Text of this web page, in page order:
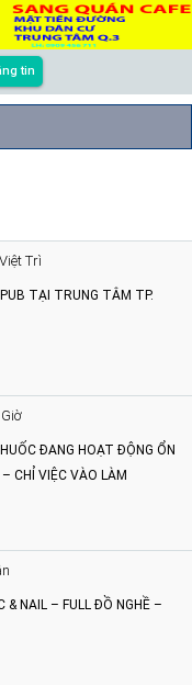
tin
Trì
TẠI TRUNG TÂM TP.
ĐANG HOẠT ĐỘNG ỔN
CHỈ VIỆC VÀO LÀM
& NAIL – FULL ĐỒ NGHỀ –